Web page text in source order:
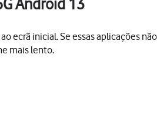
Android 13
ecrã inicial. Se essas aplicações
mais lento.